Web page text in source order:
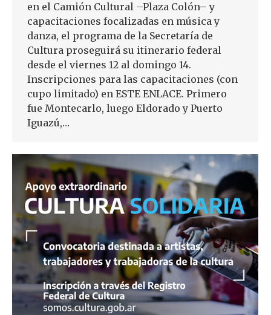
en el Camión Cultural –Plaza Colón– y
capacitaciones focalizadas en música y
danza, el programa de la Secretaría de
Cultura proseguirá su itinerario federal
desde el viernes 12 al domingo 14.
Inscripciones para las capacitaciones (con
cupo limitado) en ESTE ENLACE. Primero
fue Montecarlo, luego Eldorado y Puerto
Iguazú,…